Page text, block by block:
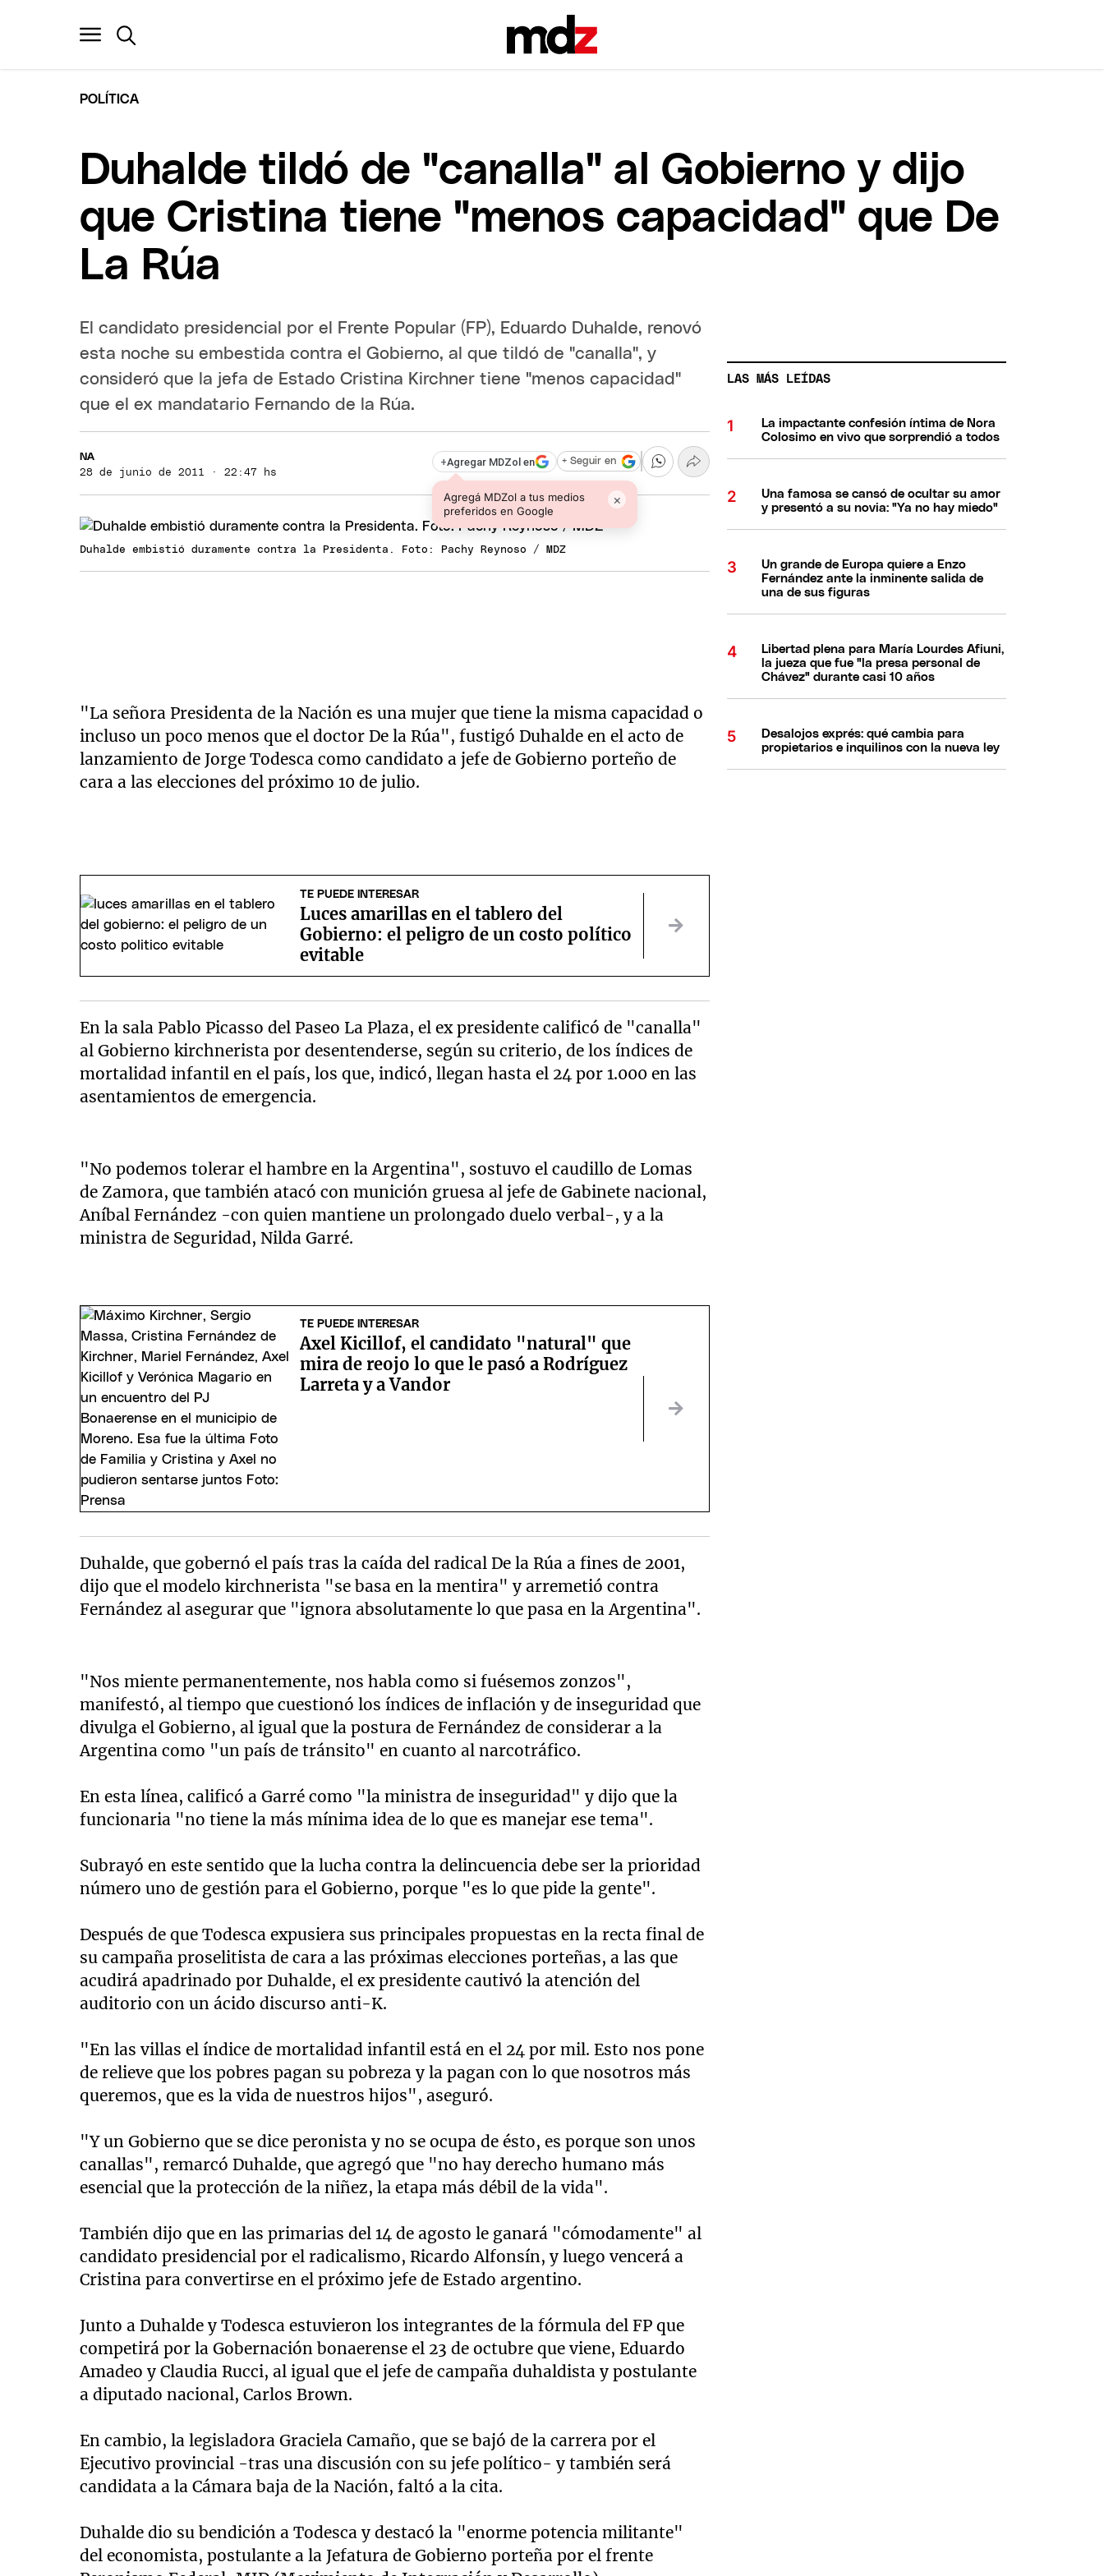
POLÍTICA
Duhalde tildó de "canalla" al Gobierno y dijo
que Cristina tiene "menos capacidad" que De
La Rúa
El candidato presidencial por el Frente Popular (FP), Eduardo Duhalde, renovó
esta noche su embestida contra el Gobierno, al que tildó de "canalla", y
consideró que la jefa de Estado Cristina Kirchner tiene "menos capacidad"
que el ex mandatario Fernando de la Rúa.
NA
28 de junio de 2011 · 22:47 hs
+Agregar MDZol en
Agregá MDZol a tus medios
preferidos en Google
×
+ Seguir en
Duhalde embistió duramente contra la Presidenta. Foto: Pachy Reynoso / MDZ
"La señora Presidenta de la Nación es una mujer que tiene la misma capacidad o
incluso un poco menos que el doctor De la Rúa", fustigó Duhalde en el acto de
lanzamiento de Jorge Todesca como candidato a jefe de Gobierno porteño de
cara a las elecciones del próximo 10 de julio.
TE PUEDE INTERESAR
Luces amarillas en el tablero del
Gobierno: el peligro de un costo político
evitable
En la sala Pablo Picasso del Paseo La Plaza, el ex presidente calificó de "canalla"
al Gobierno kirchnerista por desentenderse, según su criterio, de los índices de
mortalidad infantil en el país, los que, indicó, llegan hasta el 24 por 1.000 en las
asentamientos de emergencia.
"No podemos tolerar el hambre en la Argentina", sostuvo el caudillo de Lomas
de Zamora, que también atacó con munición gruesa al jefe de Gabinete nacional,
Aníbal Fernández -con quien mantiene un prolongado duelo verbal-, y a la
ministra de Seguridad, Nilda Garré.
TE PUEDE INTERESAR
Axel Kicillof, el candidato "natural" que
mira de reojo lo que le pasó a Rodríguez
Larreta y a Vandor
Duhalde, que gobernó el país tras la caída del radical De la Rúa a fines de 2001,
dijo que el modelo kirchnerista "se basa en la mentira" y arremetió contra
Fernández al asegurar que "ignora absolutamente lo que pasa en la Argentina".
"Nos miente permanentemente, nos habla como si fuésemos zonzos",
manifestó, al tiempo que cuestionó los índices de inflación y de inseguridad que
divulga el Gobierno, al igual que la postura de Fernández de considerar a la
Argentina como "un país de tránsito" en cuanto al narcotráfico.
En esta línea, calificó a Garré como "la ministra de inseguridad" y dijo que la
funcionaria "no tiene la más mínima idea de lo que es manejar ese tema".
Subrayó en este sentido que la lucha contra la delincuencia debe ser la prioridad
número uno de gestión para el Gobierno, porque "es lo que pide la gente".
Después de que Todesca expusiera sus principales propuestas en la recta final de
su campaña proselitista de cara a las próximas elecciones porteñas, a las que
acudirá apadrinado por Duhalde, el ex presidente cautivó la atención del
auditorio con un ácido discurso anti-K.
"En las villas el índice de mortalidad infantil está en el 24 por mil. Esto nos pone
de relieve que los pobres pagan su pobreza y la pagan con lo que nosotros más
queremos, que es la vida de nuestros hijos", aseguró.
"Y un Gobierno que se dice peronista y no se ocupa de ésto, es porque son unos
canallas", remarcó Duhalde, que agregó que "no hay derecho humano más
esencial que la protección de la niñez, la etapa más débil de la vida".
También dijo que en las primarias del 14 de agosto le ganará "cómodamente" al
candidato presidencial por el radicalismo, Ricardo Alfonsín, y luego vencerá a
Cristina para convertirse en el próximo jefe de Estado argentino.
Junto a Duhalde y Todesca estuvieron los integrantes de la fórmula del FP que
competirá por la Gobernación bonaerense el 23 de octubre que viene, Eduardo
Amadeo y Claudia Rucci, al igual que el jefe de campaña duhaldista y postulante
a diputado nacional, Carlos Brown.
En cambio, la legisladora Graciela Camaño, que se bajó de la carrera por el
Ejecutivo provincial -tras una discusión con su jefe político- y también será
candidata a la Cámara baja de la Nación, faltó a la cita.
Duhalde dio su bendición a Todesca y destacó la "enorme potencia militante"
del economista, postulante a la Jefatura de Gobierno porteña por el frente
LAS MÁS LEÍDAS
La impactante confesión íntima de Nora
Colosimo en vivo que sorprendió a todos
Una famosa se cansó de ocultar su amor
y presentó a su novia: "Ya no hay miedo"
Un grande de Europa quiere a Enzo
Fernández ante la inminente salida de
una de sus figuras
Libertad plena para María Lourdes Afiuni,
la jueza que fue "la presa personal de
Chávez" durante casi 10 años
Desalojos exprés: qué cambia para
propietarios e inquilinos con la nueva ley